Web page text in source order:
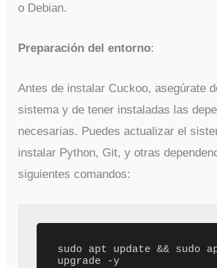
o Debian.
Preparación del entorno:
Antes de instalar Cuckoo, asegúrate
sistema y de tener instaladas las
necesarias. Puedes actualizar el
instalar Python, Git, y otras
siguientes comandos:
sudo apt update && sudo
upgrade -y